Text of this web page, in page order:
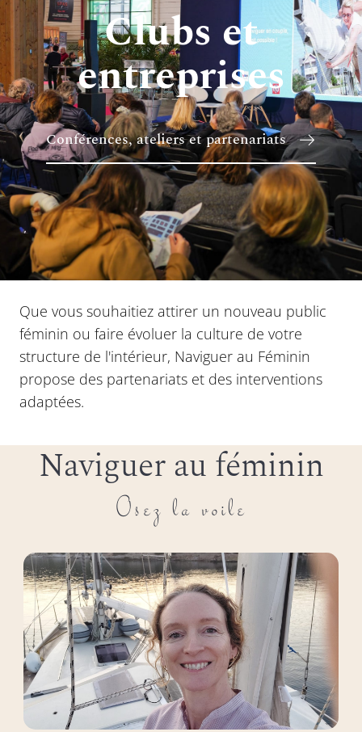
Clubs et
entreprises
Conférences, ateliers et partenariats
Que vous souhaitiez attirer un nouveau public
féminin ou faire évoluer la culture de votre
structure de l'intérieur, Naviguer au Féminin
propose des partenariats et des interventions
adaptées.
Naviguer au féminin
Osez la voile